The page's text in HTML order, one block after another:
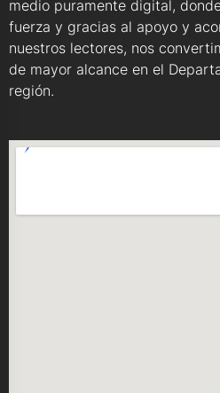
medio puramente digital,
fuerza y gracias al apoyo y
nuestros lectores, nos
de mayor alcance en el
región.